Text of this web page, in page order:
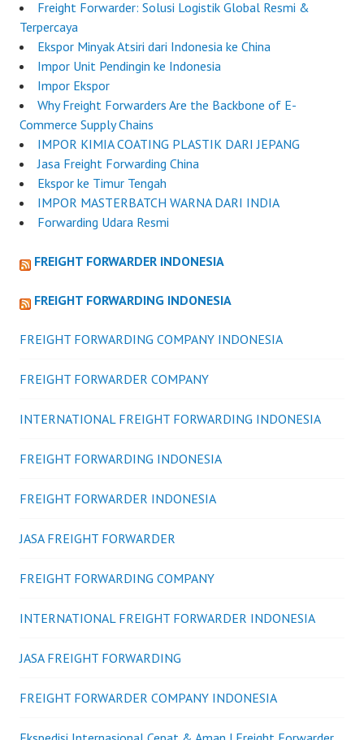
Freight Forwarder: Solusi Logistik Global Resmi &
Terpercaya
Ekspor Minyak Atsiri dari Indonesia ke China
Impor Unit Pendingin ke Indonesia
Impor Ekspor
Why Freight Forwarders Are the Backbone of E-
Commerce Supply Chains
IMPOR KIMIA COATING PLASTIK DARI JEPANG
Jasa Freight Forwarding China
Ekspor ke Timur Tengah
IMPOR MASTERBATCH WARNA DARI INDIA
Forwarding Udara Resmi
FREIGHT FORWARDER INDONESIA
FREIGHT FORWARDING INDONESIA
FREIGHT FORWARDING COMPANY INDONESIA
FREIGHT FORWARDER COMPANY
INTERNATIONAL FREIGHT FORWARDING INDONESIA
FREIGHT FORWARDING INDONESIA
FREIGHT FORWARDER INDONESIA
JASA FREIGHT FORWARDER
FREIGHT FORWARDING COMPANY
INTERNATIONAL FREIGHT FORWARDER INDONESIA
JASA FREIGHT FORWARDING
FREIGHT FORWARDER COMPANY INDONESIA